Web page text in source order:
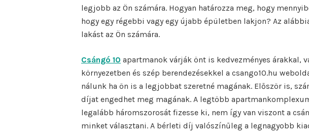
legjobb az Ön számára. Hogyan határozza meg, hogy
hogy egy régebbi vagy egy újabb épületben lakjon? Az
lakást az Ön számára.
Csángó 10 apartmanok várják önt is kedvezményes árakkal,
környezetben és szép berendezésekkel a csango10.hu
nálunk ha ön is a legjobbat szeretné magának. Először is,
díjat engedhet meg magának. A legtöbb
legalább háromszorosát fizesse ki, nem így van viszont a
minket választani. A bérleti díj valószínűleg a legnagyobb